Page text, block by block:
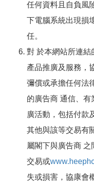
任何資料且自負風
下電腦系統出現損
任。
對 於本網站所連結
產品推廣及服務，
彌償或承擔任何法
的廣告商 通信、
廣活動，包括付款
其他與該等交易有
屬閣下與廣告商
交易或
失或損害，協康會